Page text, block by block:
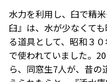
水力を利用し、臼で精
臼』は、水が少なくて
る道具として、昭和３
で使われていました。
ら、同窓生7人が、昔